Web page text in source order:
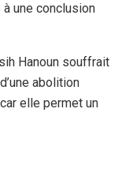
une conclusion
Hanoun souffrait
abolition
elle permet un